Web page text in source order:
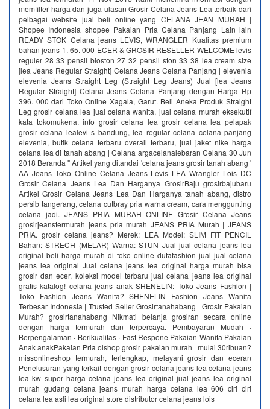
memfilter harga dan juga ulasan Grosir Celana Jeans Lea terbaik dari
pelbagai website jual beli online yang CELANA JEAN MURAH |
Shopee Indonesia shopee Pakaian Pria Celana Panjang Lain lain
READY STOK Celana jeans LEVIS, WRANGLER Kualitas premium
bahan jeans 1. 65. 000 ECER & GROSIR RESELLER WELCOME levis
reguler 28 33 pensil bioston 27 32 pensil ston 33 38 lea cream size
[lea Jeans Regular Straight] Celana Jeans Celana Panjang | elevenia
elevenia Jeans Straight Leg (Straight Leg Jeans) Jual [lea Jeans
Regular Straight] Celana Jeans Celana Panjang dengan Harga Rp
396. 000 dari Toko Online Xagala, Garut. Beli Aneka Produk Straight
Leg grosir celana lea jual celana wanita, jual celana murah eksekutif
kata tokomukena. info grosir celana lea grosir celana lea pelapak
grosir celana lealevi s bandung, lea regular celana celana panjang
elevenia, butik celana terbaru overall terbaru, jual jaket nike harga
celana lea di tanah abang | Celana argacelanalebaran Celana 30 Jun
2018 Beranda " Artikel yang ditandai 'celana jeans grosir tanah abang '
AA Jeans Toko Online Celana Jeans Levis LEA Wrangler Lois DC
Grosir Celana Jeans Lea Dan Harganya GrosirBaju grosirbajubaru
Artikel Grosir Celana Jeans Lea Dan Harganya tanah abang, distro
persib tangerang, celana cutbray pria warna cream, cara menggunting
celana jadi. JEANS PRIA MURAH ONLINE Grosir Celana Jeans
grosirjeanstermurah jeans pria murah JEANS PRIA Murah | JEANS
PRIA. grosir celana jeans? Merek: LEA Model: SLIM FIT PENCIL
Bahan: STRECH (MELAR) Warna: STUN Jual jual celana jeans lea
original beli harga murah di toko online dutafashion jual jual celana
jeans lea original Jual celana jeans lea original harga murah bisa
grosir dan ecer, koleksi model terbaru jual celana jeans lea original
gratis katalog! celana jeans anak SHENELIN: Toko Jeans Fashion |
Toko Fashion Jeans Wanita? SHENELIN Fashion Jeans Wanita
Terbesar Indonesia | Trusted Seller Grosirtanahabang | Grosir Pakaian
Murah? grosirtanahabang Nikmati belanja grosiran secara online
dengan harga termurah dan terpercaya. Pembayaran Mudah ·
Berpengalaman · Berikualitas · Fast Respone Pakaian Wanita Pakaian
Anak anakPakaian Pria olshop grosir pakaian murah | mulai 30ribuan?
missonlineshop termurah, terlengkap, melayani grosir dan eceran
Penelusuran yang terkait dengan grosir celana jeans lea celana jeans
lea kw super harga celana jeans lea original jual jeans lea original
murah gudang celana jeans murah harga celana lea 606 ciri ciri
celana lea asli lea original store distributor celana jeans lois